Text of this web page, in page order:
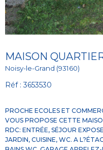
MAISON
Noisy-le-Grand (93160)
Réf : 3653530
PROCHE ECOLES ET
VOUS PROPOSE CETTE
RDC: ENTRÉE, SÉJOUR
JARDIN, CUISINE, WC. A